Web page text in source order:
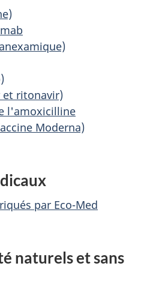
et ritonavir)
l'amoxicilline
Moderna)
par Eco-Med
naturels et sans